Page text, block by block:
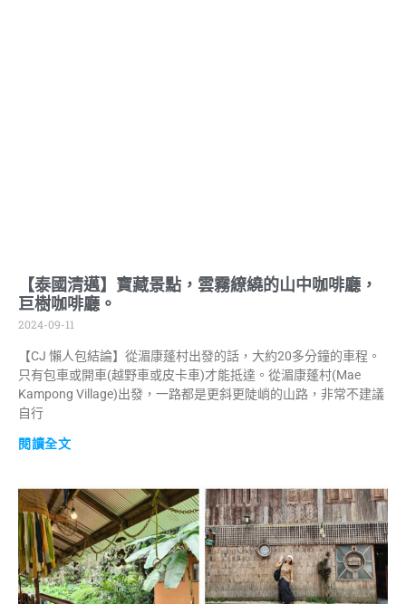
【泰國清邁】寶藏景點，雲霧繚繞的山中咖啡廳，
巨樹咖啡廳。
2024-09-11
【CJ 懶人包結論】從湄康蓬村出發的話，大約20多分鐘的車程。
只有包車或開車(越野車或皮卡車)才能抵達。從湄康蓬村(Mae
Kampong Village)出發，一路都是更斜更陡峭的山路，非常不建議
自行
閱讀全文